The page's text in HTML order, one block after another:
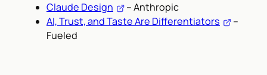
Claude Design
– Anthropic
AI, Trust, and Taste Are Differentiators
–
Fueled